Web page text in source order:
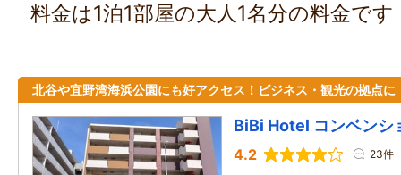
料金は1泊1部屋の大人1名分の料金で
北谷や宜野湾海浜公園にも好アクセス！ビジネス・観光の拠点に
BiBi Hotel コンベンシ
4.2 23件